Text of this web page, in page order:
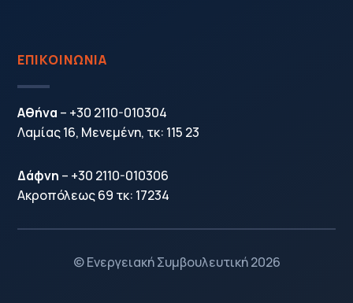
ΕΠΙΚΟΙΝΩΝΙΑ
Αθήνα – +30 2110-010304
Λαμίας 16, Μενεμένη, τκ: 115 23
Δάφνη – +30 2110-010306
Ακροπόλεως 69 τκ: 17234
© Ενεργειακή Συμβουλευτική 2026